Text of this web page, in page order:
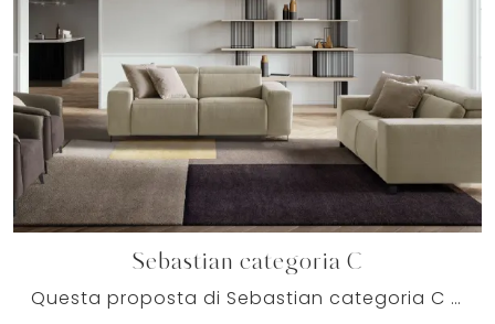
Sebastian categoria C
Questa proposta di Sebastian categoria C in tessuto è, tra uno dei diversi modelli di Salotti moderni di Le Comfort, esemplificativo di tutta la ...